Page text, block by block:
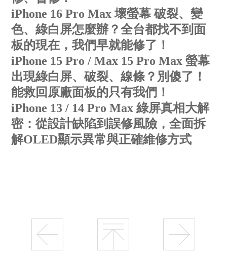
iPhone 16 Pro Max 壞螢幕 破裂、變
色、綠白屏怎麼辦？全台都找不到面
板的現在，我們早就能修了！
iPhone 15 Pro / Max 15 Pro Max 螢幕
出現綠白屏、破裂、線條？別傻了！
能救回原廠面板的只有我們！
iPhone 13 / 14 Pro Max 綠屏真相大解
密：從設計缺陷到誤修風險，全面拆
解OLED顯示異常與正確維修方式